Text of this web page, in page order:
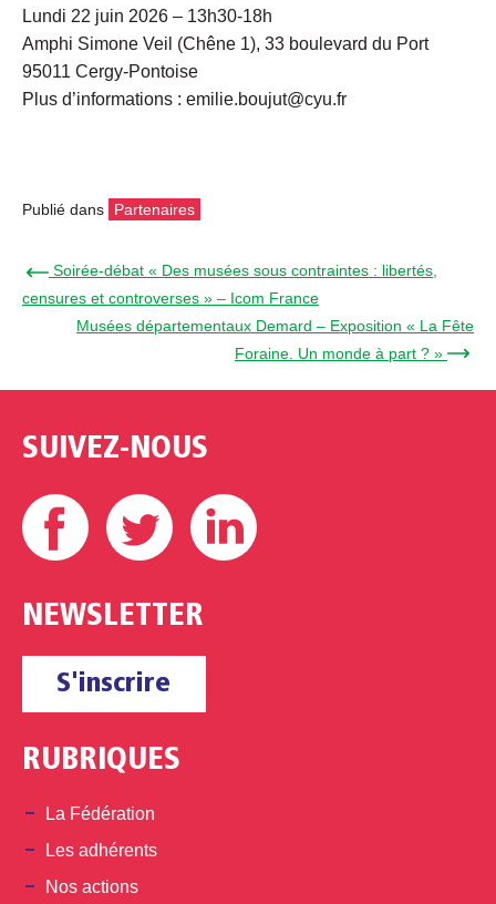
Lundi 22 juin 2026 – 13h30-18h
Amphi Simone Veil (Chêne 1), 33 boulevard du Port
95011 Cergy-Pontoise
Plus d’informations : emilie.boujut@cyu.fr
Publié dans Partenaires
← Soirée-débat « Des musées sous contraintes : libertés,
censures et controverses » – Icom France
Musées départementaux Demard – Exposition « La Fête
Foraine. Un monde à part ? » →
SUIVEZ-NOUS
Facebook Twitter
NEWSLETTER
S'inscrire
RUBRIQUES
La Fédération
Les adhérents
Nos actions